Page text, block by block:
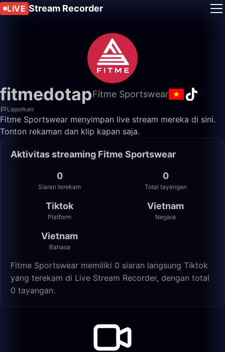
LIVE Stream Recorder
fitmedotapFitme Sportswear
Laporkan
Fitme Sportswear menyimpan live stream mereka di sini.
Tonton rekaman dan klip kapan saja.
Aktivitas streaming Fitme Sportswear
0
Siaran terekam
0
Total tayangan
Tiktok
Platform
Vietnam
Negara
Vietnam
Bahasa
Fitme Sportswear memiliki 0 siaran langsung Tiktok
yang terekam di Live Stream Recorder, dengan total
0 tayangan.